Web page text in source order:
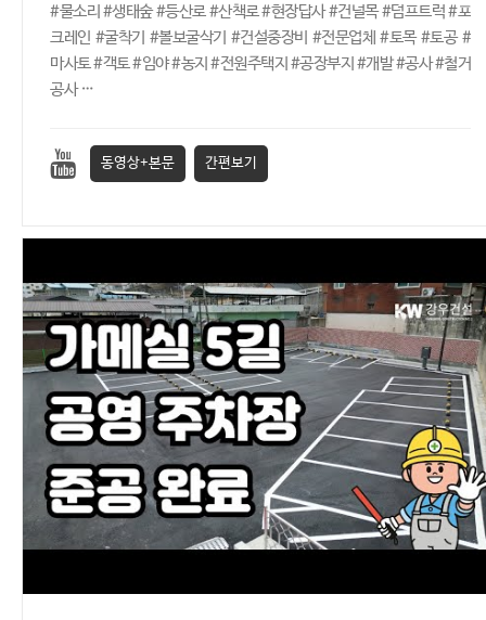
#물소리 #생태숲 #등산로 #산책로 #현장답사 #건널목 #덤프트럭 #포
크레인 #굴착기 #볼보굴삭기 #건설중장비 #전문업체 #토목 #토공 #
마사토 #객토 #임야 #농지 #전원주택지 #공장부지 #개발 #공사 #철거
공사 …
동영상+본문 간편보기